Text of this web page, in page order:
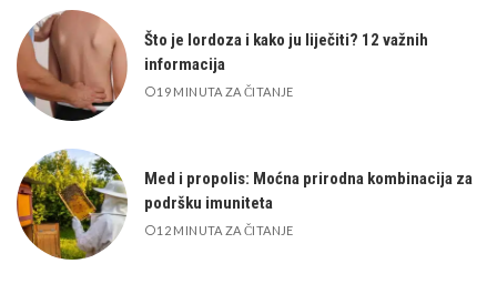
Što je lordoza i kako ju liječiti? 12 važnih
informacija
19 MINUTA ZA ČITANJE
Med i propolis: Moćna prirodna kombinacija za
podršku imuniteta
12 MINUTA ZA ČITANJE